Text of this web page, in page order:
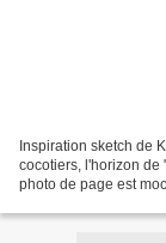
Inspiration sketch de
cocotiers, l'horizon de
photo de page est